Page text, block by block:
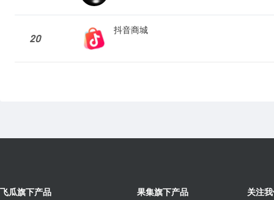
20
抖音商城
飞瓜旗下产品 果集旗下产品 关注